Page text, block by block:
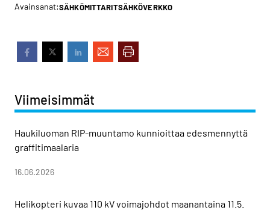
Avainsanat:SÄHKÖMITTARITSÄHKÖVERKKO
Viimeisimmät
Haukiluoman RIP-muuntamo kunnioittaa edesmennyttä
graffitimaalaria
16.06.2026
Helikopteri kuvaa 110 kV voimajohdot maanantaina 11.5.